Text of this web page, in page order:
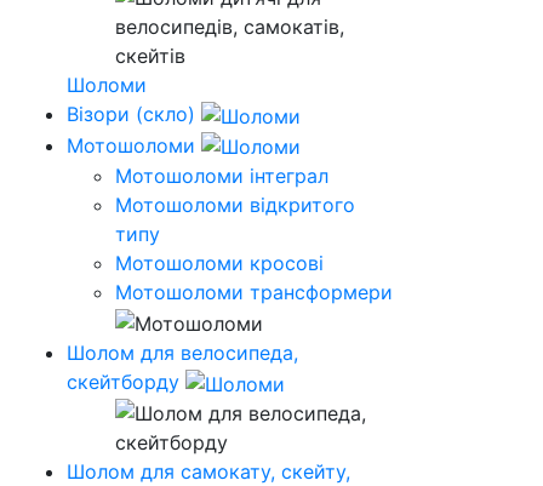
Шоломи
Візори (скло)
Мотошоломи
Мотошоломи інтеграл
Мотошоломи відкритого
типу
Мотошоломи кросові
Мотошоломи трансформери
Шолом для велосипеда,
скейтборду
Шолом для самокату, скейту,